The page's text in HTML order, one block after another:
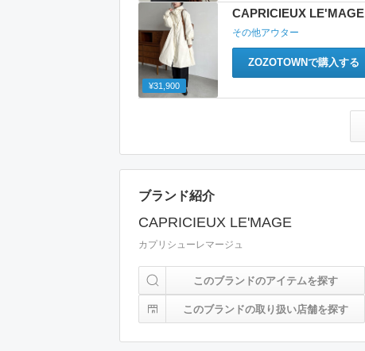
¥31,900
CAPRICIEUX LE'MAGE
その他アウター
ZOZOTOWNで購入する
ブランド紹介
CAPRICIEUX LE'MAGE
カプリシューレマージュ
このブランドのアイテムを探す
このブランドの取り扱い店舗を探す